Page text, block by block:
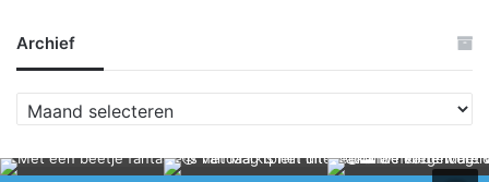
Archief
r
h